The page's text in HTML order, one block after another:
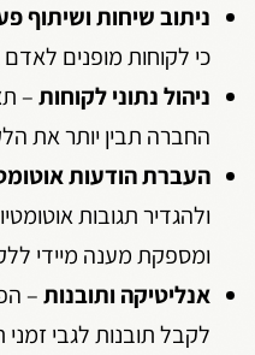
ניתוב שיחות ושיתוף
כי לקוחות מופנים
ניהול נתוני לקוחות–
החברה תבין יותר את
העברת הודעות
ולהגדיר תגובות
ומספקת מענה מיידי
אנליטיקה ותובנות–
לקבל תובנות לגבי